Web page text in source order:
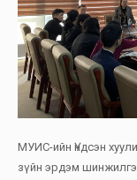
МУИС-ийн Үндсэн
зүйн эрдэм